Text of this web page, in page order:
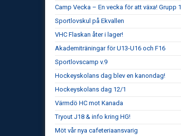
Camp Vecka – En vecka för att växa! Grupp 1
Sportlovskul på Ekvallen
VHC Flaskan åter i lager!
Akademiträningar för U13-U16 och F16
Sportlovscamp v.9
Hockeyskolans dag blev en kanondag!
Hockeyskolans dag 12/1
Värmdö HC mot Kanada
Tryout J18 & info kring HG!
Möt vår nya cafeteriaansvarig